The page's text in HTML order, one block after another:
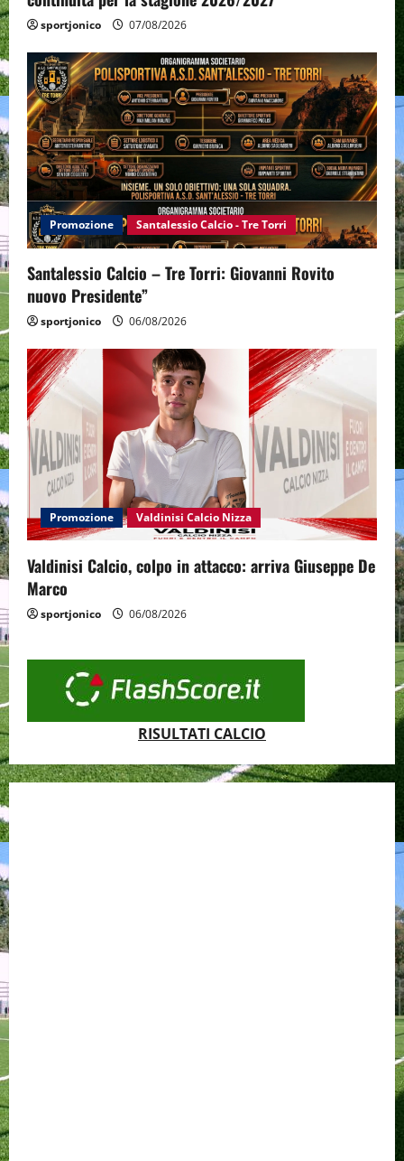
sportjonico 07/08/2026
Promozione Santalessio Calcio - Tre Torri
Santalessio Calcio – Tre Torri: Giovanni Rovito
nuovo Presidente”
sportjonico 06/08/2026
Promozione Valdinisi Calcio Nizza
Valdinisi Calcio, colpo in attacco: arriva Giuseppe De
Marco
sportjonico 06/08/2026
RISULTATI CALCIO